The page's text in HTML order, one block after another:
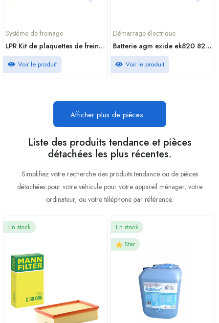
Système de freinage
LPR Kit de plaquettes de frein frein à disque 05P1740
Voir le produit
Démarrage électrique
Batterie agm exide ek820 82ah 800a en casablanca maroc
Voir le produit
Afficher plus de pièces...
Liste des produits tendance et pièces
détachées les plus récentes.
Simplifiez votre recherche des produits tendance ou de pièces
détachées pour votre véhicule pour votre appareil ménager, votre
ordinateur, ou votre téléphone par référence.
En stock
En stock
Star